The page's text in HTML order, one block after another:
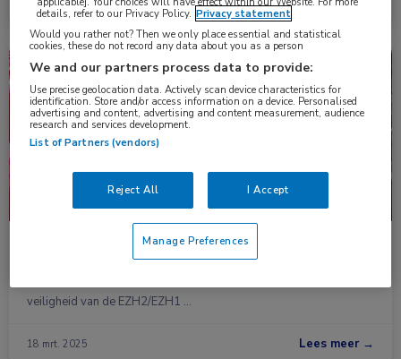
17 apr. 2025 Lees meer →
Nieuws Hematologie
Valemetostat bij gerecidiveerd of refractair
perifeer T-cellymfoom
In de VALENTINE-PTCL01-studie werden de klinische activiteit en
veiligheid van de EZH2/EZH1 …
18 mrt. 2025 Lees meer →
details, refer to our Privacy Policy. Privacy statement
Would you rather not? Then we only place essential and statistical
cookies, these do not record any data about you as a person
We and our partners process data to provide:
Use precise geolocation data. Actively scan device characteristics for
identification. Store and/or access information on a device. Personalised
advertising and content, advertising and content measurement, audience
research and services development.
List of Partners (vendors)
Reject All I Accept
Manage Preferences